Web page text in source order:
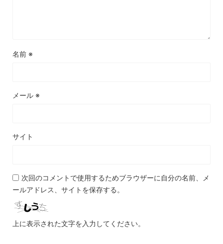
名前 ※
メール ※
サイト
次回のコメントで使用するためブラウザーに自分の名前、メ
ールアドレス、サイトを保存する。
上に表示された文字を入力してください。